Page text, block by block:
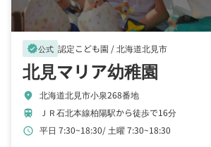
verified公式 認定こども園 /北海道北見市
北見マリア幼稚園
location_on 北海道北見市小泉268番地
train ＪＲ石北本線柏陽駅から徒歩で16分
schedule 平日 7:30~18:30 土曜 7:30~18:30